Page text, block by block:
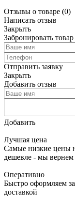
Отзывы о товаре (0)
Написать отзыв
Закрыть
Забронировать товар
Отправить заявку
Закрыть
Добавить отзыв
Добавить
Лучшая цена
Самые низкие цены
дешевле - мы вернем
Оперативно
Быстро оформляем
доставкой